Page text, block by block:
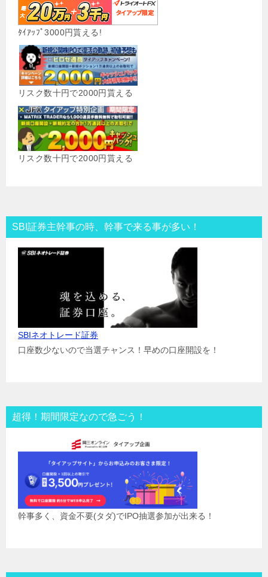
ﾀｲｱｯﾌﾟ3000円貰える!
リスク数十円で2000円貰える
リスク数十円で2000円貰える
SBI証券主幹事の時、幹事で来る事が多い！
SBIネオトレード証券
口座数少ないので当選チャンス！早めの口座開設を！
超得！期間限定なので急ごう！
幹事多く、資金不要(タダ)でIPO抽選参加が出来る！